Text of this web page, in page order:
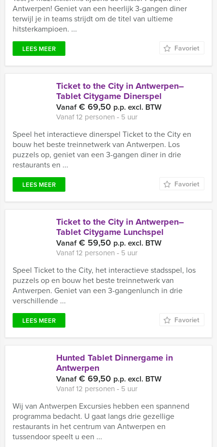
Antwerpen! Geniet van een heerlijk 3-gangen diner
terwijl je in teams strijdt om de titel van ultieme
hitsterkampioen. ...
LEES MEER Favoriet
Ticket to the City in Antwerpen–
Tablet Citygame Dinerspel
Vanaf€ 69,50 p.p. excl. BTW
Vanaf 12 personen ‐ 5 uur
Speel het interactieve dinerspel Ticket to the City en
bouw het beste treinnetwerk van Antwerpen. Los
puzzels op, geniet van een 3-gangen diner in drie
restaurants en ...
LEES MEER Favoriet
Ticket to the City in Antwerpen–
Tablet Citygame Lunchspel
Vanaf€ 59,50 p.p. excl. BTW
Vanaf 12 personen ‐ 5 uur
Speel Ticket to the City, het interactieve stadsspel, los
puzzels op en bouw het beste treinnetwerk van
Antwerpen. Geniet van een 3-gangenlunch in drie
verschillende ...
LEES MEER Favoriet
Hunted Tablet Dinnergame in
Antwerpen
Vanaf€ 69,50 p.p. excl. BTW
Vanaf 12 personen ‐ 5 uur
Wij van Antwerpen Excursies hebben een spannend
programma bedacht. U gaat langs drie gezellige
restaurants in het centrum van Antwerpen en
tussendoor speelt u een ...